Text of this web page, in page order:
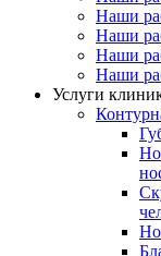
Наши
Наши
Наши
Наши
Услуги